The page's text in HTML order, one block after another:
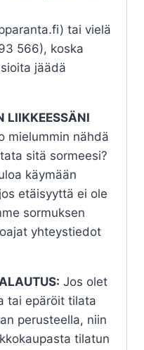
tai vielä
566), koska
jäädä
LIIKKEESSÄNI
mielummin nähdä
sitä sormeesi?
käymään
etäisyyttä ei ole
sormuksen
yhteystiedot
Jos olet
tai epäröit tilata
perusteella, niin
tilatun